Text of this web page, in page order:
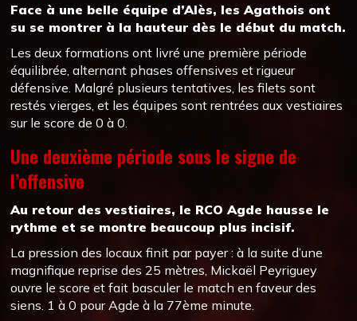
Face à une belle équipe d’Alès, les Agathois ont
su se montrer à la hauteur dès le début du match.
Les deux formations ont livré une première période
équilibrée, alternant phases offensives et rigueur
défensive. Malgré plusieurs tentatives, les filets sont
restés vierges, et les équipes sont rentrées aux vestiaires
sur le score de 0 à 0.
Une deuxième période sous le signe de
l’offensive
Au retour des vestiaires, le RCO Agde hausse le
rythme et se montre beaucoup plus incisif.
La pression des locaux finit par payer : à la suite d’une
magnifique reprise des 25 mètres, Mickaël Peyriguey
ouvre le score et fait basculer le match en faveur des
siens. 1 à 0 pour Agde à la 77ème minute.